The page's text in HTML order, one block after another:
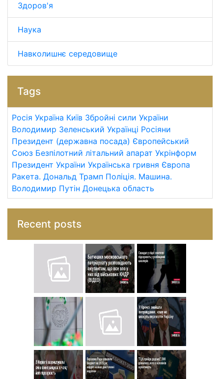
Здоров'я
Наука
Навколишнє середовище
Tags
Росія Україна Київ Збройні сили України
Володимир Зеленський Українці Росіяни
Президент (державна посада) Європейський
Союз Безпілотний літальний апарат Укрінформ
Президент України Українська гривня Європа
Ракета. Дональд Трамп Поліція. Машина.
Володимир Путін Донецька область
Recent posts